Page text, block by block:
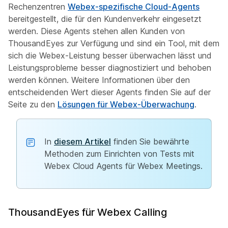
Rechenzentren Webex-spezifische Cloud-Agents
bereitgestellt, die für den Kundenverkehr eingesetzt
werden. Diese Agents stehen allen Kunden von
ThousandEyes zur Verfügung und sind ein Tool, mit dem
sich die Webex-Leistung besser überwachen lässt und
Leistungsprobleme besser diagnostiziert und behoben
werden können. Weitere Informationen über den
entscheidenden Wert dieser Agents finden Sie auf der
Seite zu den Lösungen für Webex-Überwachung.
In diesem Artikel finden Sie bewährte
Methoden zum Einrichten von Tests mit
Webex Cloud Agents für Webex Meetings.
ThousandEyes für Webex Calling